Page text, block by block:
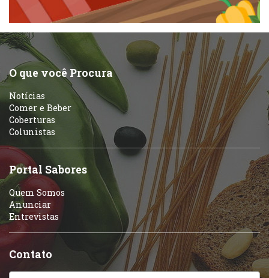
Peixes e Frutos do Mar
Pizzarias
Portuguesa
Self-service
Sobremesas e sorvetes
Portuguesa
Sobremesas e sorvetes
Variados
O que você Procura
Notícias
Comer e Beber
Coberturas
Colunistas
Portal Sabores
Quem Somos
Anunciar
Entrevistas
Contato